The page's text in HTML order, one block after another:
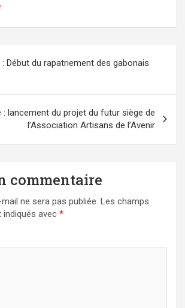
Début du rapatriement des gabonais
: lancement du projet du futur siège de
l’Association Artisans de l’Avenir
commentaire
ne sera pas publiée. Les champs
avec *